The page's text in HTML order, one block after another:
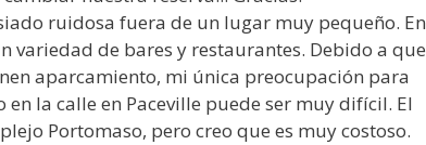
ruidosa fuera de un lugar muy pequeño. En
variedad de bares y restaurantes. Debido a que
aparcamiento, mi única preocupación para
la calle en Paceville puede ser muy difícil. El
Portomaso, pero creo que es muy costoso.